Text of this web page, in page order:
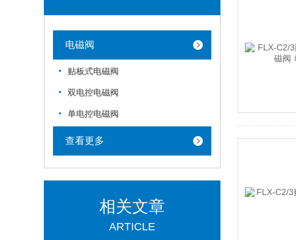
电磁阀
贴板式电磁阀
双电控电磁阀
单电控电磁阀
查看更多
相关文章
ARTICLE